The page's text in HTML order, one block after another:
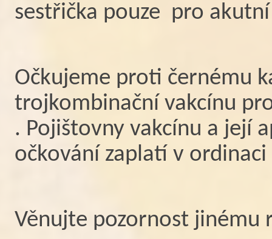
sestřička pouze pro
Očkujeme proti černému
trojkombinační vakcínu
. Pojištovny vakcínu a její
očkování zaplatí v ordinaci
Věnujte pozornost